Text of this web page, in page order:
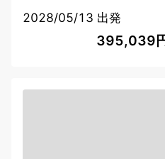
2028/05/13 出発
395,039